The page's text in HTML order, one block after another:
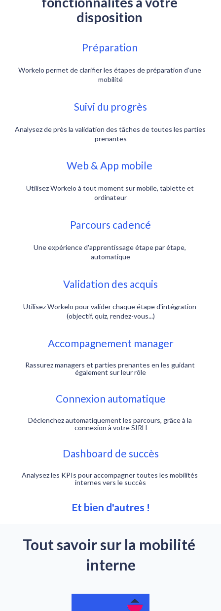
disposition
Préparation
Workelo permet de clarifier les étapes de préparation d'une
mobilité
Suivi du progrès
Analysez de près la validation des tâches de toutes les parties
prenantes
Web & App mobile
Utilisez Workelo à tout moment sur mobile, tablette et
ordinateur
Parcours cadencé
Une expérience d'apprentissage étape par étape,
automatique
Validation des acquis
Utilisez Workelo pour valider chaque étape d'intégration
(objectif, quiz, rendez-vous...)
Accompagnement manager
Rassurez managers et parties prenantes en les guidant
également sur leur rôle
Connexion automatique
Déclenchez automatiquement les parcours, grâce à la
connexion à votre SIRH
Dashboard de succès
Analysez les KPIs pour accompagner toutes les mobilités
internes vers le succès
Et bien d'autres !
Tout savoir sur la mobilité
interne